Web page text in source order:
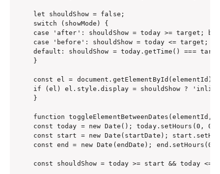
let shouldShow = false;
switch (showMode) {
case 'after': shouldShow = today >= target;
case 'before': shouldShow = today <= target;
default: shouldShow = today.getTime() ===
}
const el = document.getElementById(elementId);
if (el) el.style.display = shouldShow ?
}
function
const today = new Date(); today.setHours(0,
const start = new Date(startDate);
const end = new Date(endDate);
const shouldShow = today >= start && today <=